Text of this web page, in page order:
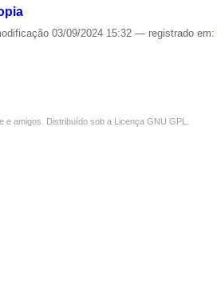
03/09/2024 15:32— registrado em:
e amigos. Distribuído sob a Licença GNU GPL